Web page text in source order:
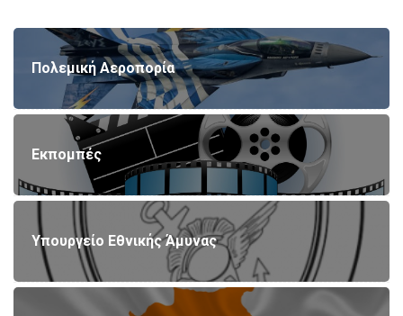
Πολεμική Αεροπορία
Εκπομπές
Υπουργείο Εθνικής Άμυνας